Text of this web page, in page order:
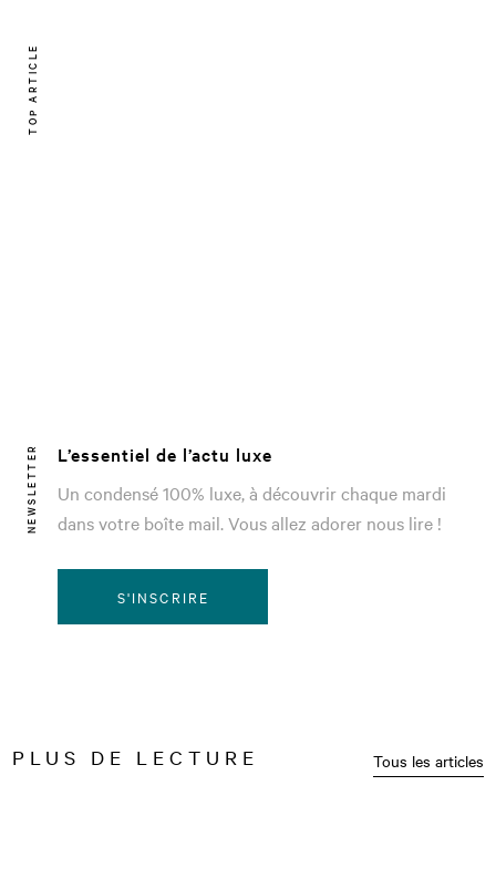
TOP ARTICLE
NEWSLETTER
L’essentiel de l’actu luxe
Un condensé 100% luxe, à découvrir chaque mardi
dans votre boîte mail. Vous allez adorer nous lire !
S'INSCRIRE
PLUS DE LECTURE Tous les articles